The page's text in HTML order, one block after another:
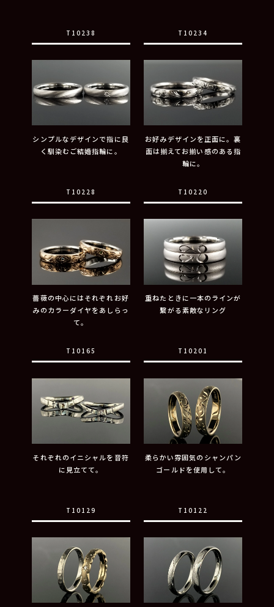
T10238 T10234
シンプルなデザインで指に良
く馴染むご結婚指輪に。
T10228
お好みデザインを正面に。裏
面は揃えてお揃い感のある指
輪に。
T10220
薔薇の中心にはそれぞれお好
みのカラーダイヤをあしらっ
て。
T10165
重ねたときに一本のラインが
繋がる素敵なリング
T10201
それぞれのイニシャルを音符
に見立てて。
T10129
柔らかい雰囲気のシャンパン
ゴールドを使用して。
T10122